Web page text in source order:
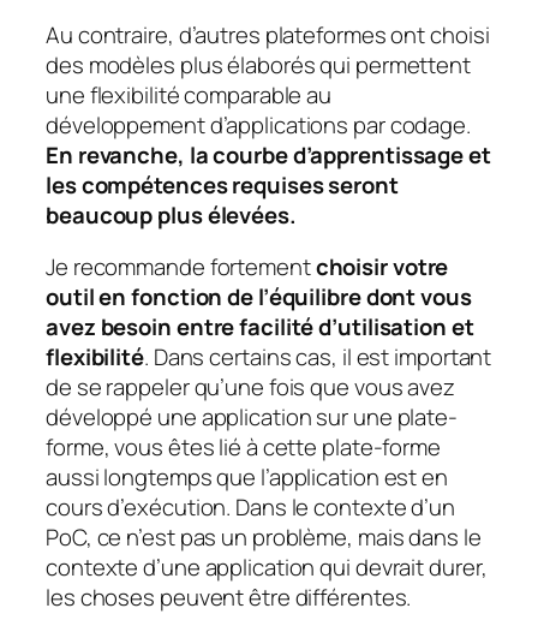
Au contraire, d’autres plateformes ont choisi
des modèles plus élaborés qui permettent
une flexibilité comparable au
développement d’applications par codage.
En revanche, la courbe d’apprentissage et
les compétences requises seront
beaucoup plus élevées.
Je recommande fortementchoisir votre
outil en fonction de l’équilibre dont vous
avez besoin entre facilité d’utilisation et
flexibilité. Dans certains cas, il est important
de se rappeler qu’une fois que vous avez
développé une application sur une plate-
forme, vous êtes lié à cette plate-forme
aussi longtemps que l’application est en
cours d’exécution. Dans le contexte d’un
PoC, ce n’est pas un problème, mais dans le
contexte d’une application qui devrait durer,
les choses peuvent être différentes.